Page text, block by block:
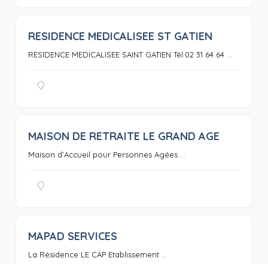
RESIDENCE MEDICALISEE ST GATIEN
RESIDENCE MEDICALISEE SAINT GATIEN Tél:02 31 64 64 ...
0
MAISON DE RETRAITE LE GRAND AGE
Maison d’Accueil pour Personnes Agées ...
MAPAD SERVICES
La Résidence LE CAP Etablissement ...